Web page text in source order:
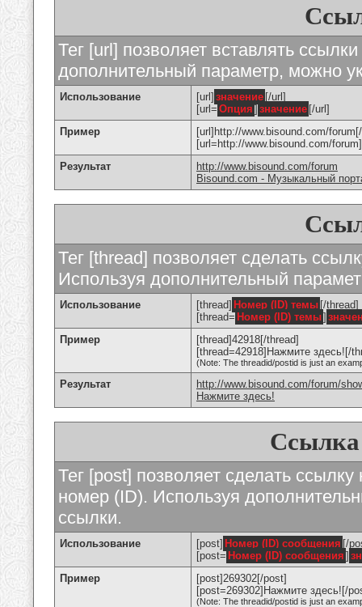
Тег [url] позволяет вставлять
дополнительный параметр, можно
Использование [url] значение [/url]
[url= Опция ] значение [/url]
Пример
[url]http://www.bisound.com/
[url=http://www.bisound.com/
Результат
http://www.bisound.com/forum
Bisound.com - Музыкальный
Тег [thread] позволяет сделать
Используя дополнительный
Использование [thread] Номер (ID) темы [/thread]
[thread= Номер (ID) темы]
Пример
[thread]42918[/thread]
[thread=42918]Нажмите здесь![/
(Note: The threadid/postid is just an
Результат
http://www.bisound.com/forum/
Нажмите здесь!
Ссылка
Тег [post] позволяет сделать
номер (ID). Используя
ссылки.
Использование [post] Номер (ID) сообщения [/
[post= Номер (ID) сообщения ]
Пример
[post]269302[/post]
[post=269302]Нажмите здесь![/
(Note: The threadid/postid is just an